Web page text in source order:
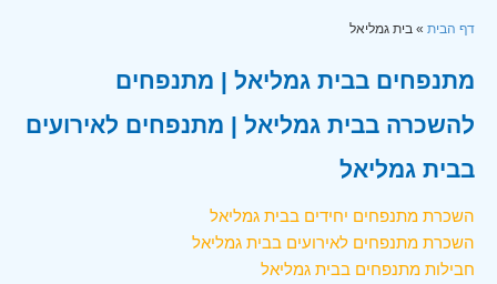
דף הבית » בית גמליאל
מתנפחים בבית גמליאל | מתנפחים
להשכרה בבית גמליאל | מתנפחים לאירועים
בבית גמליאל
השכרת מתנפחים יחידים בבית גמליאל
השכרת מתנפחים לאירועים בבית גמליאל
חבילות מתנפחים בבית גמליאל